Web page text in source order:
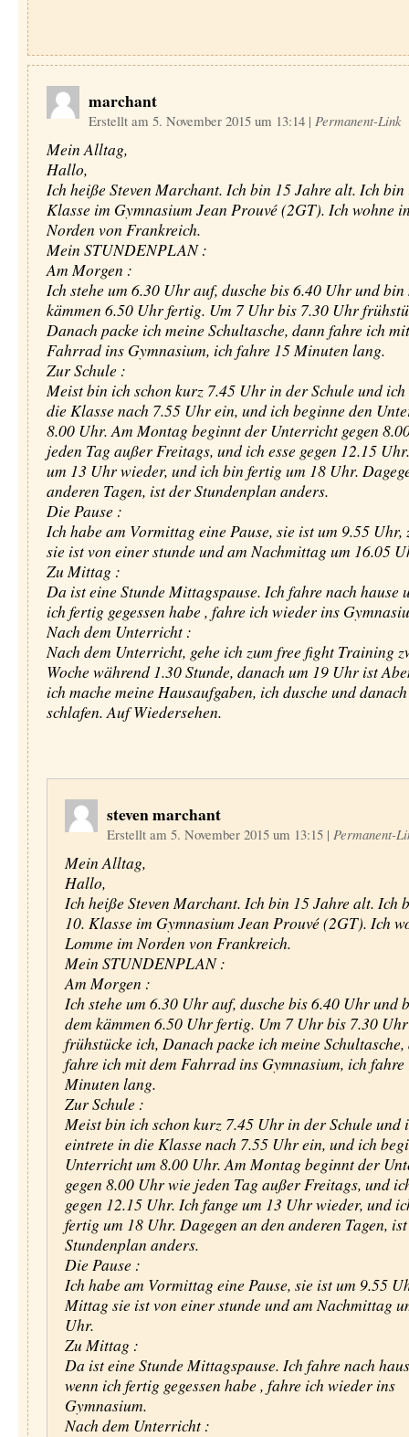
marchant
Erstellt am 5. November 2015 um 13:14 | Permanent-Link
Mein Alltag,
Hallo,
Ich heiße Steven Marchant. Ich bin 15 Jahre alt. Ich
Klasse im Gymnasium Jean Prouvé (2GT). Ich wohne
Norden von Frankreich.
Mein STUNDENPLAN :
Am Morgen :
Ich stehe um 6.30 Uhr auf, dusche bis 6.40 Uhr und bin
kämmen 6.50 Uhr fertig. Um 7 Uhr bis 7.30 Uhr
Danach packe ich meine Schultasche, dann fahre ich
Fahrrad ins Gymnasium, ich fahre 15 Minuten lang.
Zur Schule :
Meist bin ich schon kurz 7.45 Uhr in der Schule und
die Klasse nach 7.55 Uhr ein, und ich beginne den
8.00 Uhr. Am Montag beginnt der Unterricht gegen
jeden Tag außer Freitags, und ich esse gegen 12.15
um 13 Uhr wieder, und ich bin fertig um 18 Uhr.
anderen Tagen, ist der Stundenplan anders.
Die Pause :
Ich habe am Vormittag eine Pause, sie ist um 9.55
sie ist von einer stunde und am Nachmittag um 16.05
Zu Mittag :
Da ist eine Stunde Mittagspause. Ich fahre nach hause
ich fertig gegessen habe , fahre ich wieder ins
Nach dem Unterricht :
Nach dem Unterricht, gehe ich zum free fight Training
Woche während 1.30 Stunde, danach um 19 Uhr ist
ich mache meine Hausaufgaben, ich dusche und
schlafen. Auf Wiedersehen.
steven marchant
Erstellt am 5. November 2015 um 13:15 | Permanent-
Mein Alltag,
Hallo,
Ich heiße Steven Marchant. Ich bin 15 Jahre alt. Ich
10. Klasse im Gymnasium Jean Prouvé (2GT). Ich
Lomme im Norden von Frankreich.
Mein STUNDENPLAN :
Am Morgen :
Ich stehe um 6.30 Uhr auf, dusche bis 6.40 Uhr und
dem kämmen 6.50 Uhr fertig. Um 7 Uhr bis 7.30 Uhr
frühstücke ich, Danach packe ich meine
fahre ich mit dem Fahrrad ins Gymnasium, ich fahre
Minuten lang.
Zur Schule :
Meist bin ich schon kurz 7.45 Uhr in der Schule und
eintrete in die Klasse nach 7.55 Uhr ein, und ich
Unterricht um 8.00 Uhr. Am Montag beginnt der
gegen 8.00 Uhr wie jeden Tag außer Freitags, und
gegen 12.15 Uhr. Ich fange um 13 Uhr wieder, und
fertig um 18 Uhr. Dagegen an den anderen Tagen,
Stundenplan anders.
Die Pause :
Ich habe am Vormittag eine Pause, sie ist um 9.55
Mittag sie ist von einer stunde und am Nachmittag
Uhr.
Zu Mittag :
Da ist eine Stunde Mittagspause. Ich fahre nach
wenn ich fertig gegessen habe , fahre ich wieder ins
Gymnasium.
Nach dem Unterricht :